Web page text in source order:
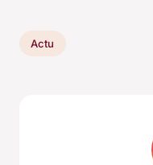
Actu